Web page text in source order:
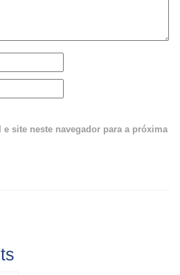
site neste navegador para a próxima